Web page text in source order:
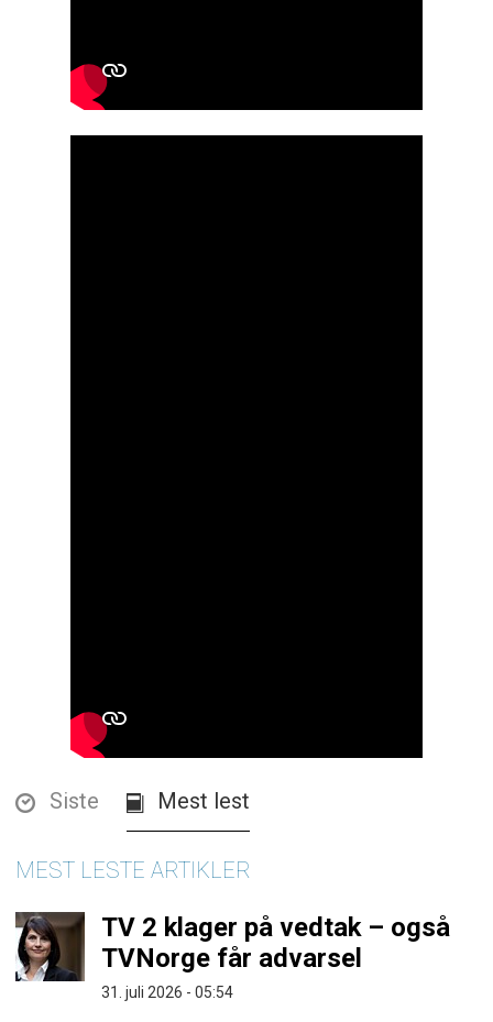
Siste Mest lest
MEST LESTE ARTIKLER
TV 2 klager på vedtak – også
TVNorge får advarsel
31. juli 2026 - 05:54